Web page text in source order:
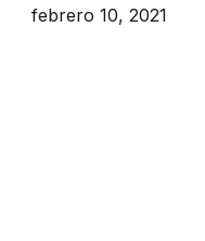
febrero 10, 2021